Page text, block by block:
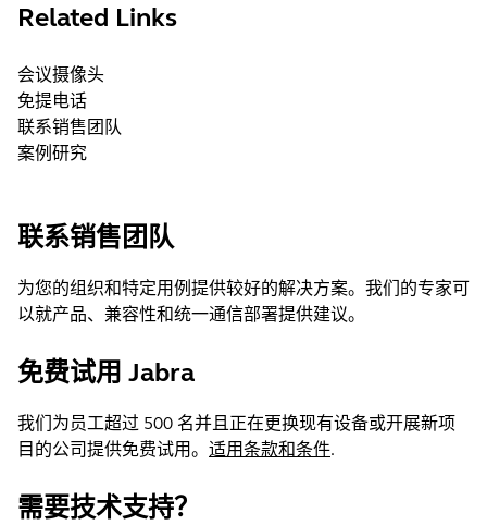
Related Links
会议摄像头
免提电话
联系销售团队
案例研究
联系销售团队
为您的组织和特定用例提供较好的解决方案。我们的专家可
以就产品、兼容性和统一通信部署提供建议。
免费试用 Jabra
我们为员工超过 500 名并且正在更换现有设备或开展新项
目的公司提供免费试用。 适用条款和条件.
需要技术支持？